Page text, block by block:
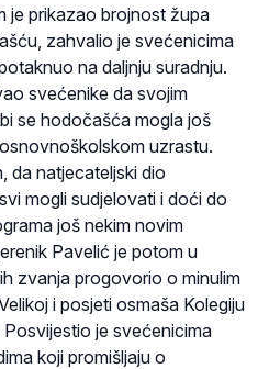
je prikazao brojnost župa
zahvalio je svećenicima
na daljnju suradnju.
svećenike da svojim
se hodočašća mogla još
uzrastu.
da natjecateljski dio
mogli sudjelovati i doći do
još nekim novim
Pavelić je potom u
zvanja progovorio o minulim
i posjeti osmaša Kolegiju
je svećenicima
koji promišljaju o